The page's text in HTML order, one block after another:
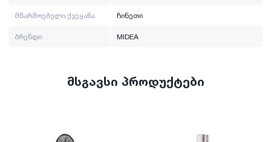
მწარმოებელი ქვეყანა ჩინეთი
ბრენდი MIDEA
მსგავსი პროდუქტები